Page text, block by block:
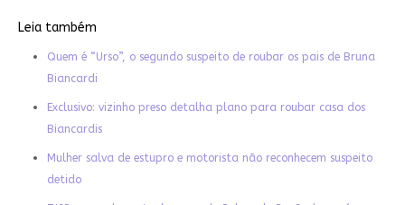
Leia também
Quem é “Urso”, o segundo suspeito de roubar os pais de Bruna
Biancardi
Exclusivo: vizinho preso detalha plano para roubar casa dos
Biancardis
Mulher salva de estupro e motorista não reconhecem suspeito
detido